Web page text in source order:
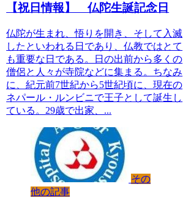
【祝日情報】 仏陀生誕記念日
仏陀が生まれ、悟りを開き、そして入滅
したといわれる日であり、仏教ではとて
も重要な日である。日の出前から多くの
僧侶と人々が寺院などに集まる。ちなみ
に、紀元前7世紀から5世紀頃に、現在の
ネパール・ルンビニで王子として誕生し
ている。29歳で出家、...
その
他の記事